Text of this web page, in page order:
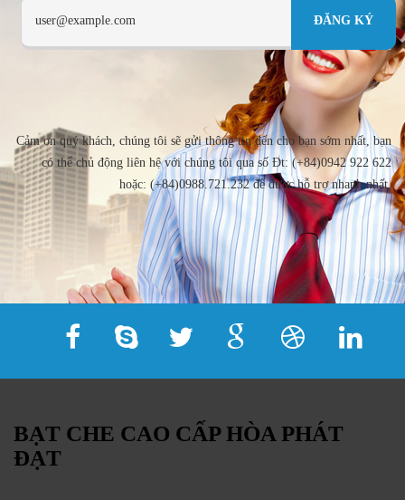
Cảm ơn quý khách, chúng tôi sẽ gửi thông tin đến cho bạn sớm nhất, bạn
có thể chủ động liên hệ với chúng tôi qua số Đt: (+84)0942 922 622
hoặc: (+84)0988.721.232 để được hỗ trợ nhanh nhất.
BẠT CHE CAO CẤP HÒA PHÁT
ĐẠT